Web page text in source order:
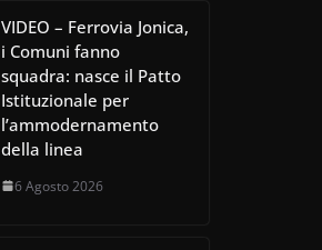
VIDEO – Ferrovia Jonica,
i Comuni fanno
squadra: nasce il Patto
Istituzionale per
l’ammodernamento
della linea
6 Agosto 2026